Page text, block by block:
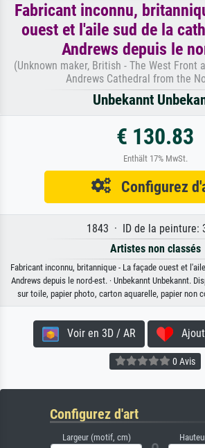
Fabricant inconnu,
ouest et l'aile sud de la
Andrews depuis le
(Unknown maker, British - The West Front
Andrews Cathedral from the
Unbekannt
€ 130.83
Enthält 17% MwSt.
Configurez
1843 · ID de la peinture:
Artistes non classés
Fabricant inconnu, britannique - La façade ouest et
Andrews depuis le nord-est. · Unbekannt Unbekannt.
sur toile, papier photo, carton aquarelle, papier non
Voir en 3D / AR
0 Avis
Configurez d'art
Largeur (motif, cm)